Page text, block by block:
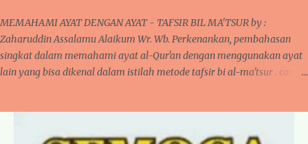
MEMAHAMI AYAT DENGAN AYAT - TAFSIR BIL MA'TSUR by :
Zaharuddin Assalamu Alaikum Wr. Wb. Perkenankan, pembahasan
singkat dalam memahami ayat al-Qur'an dengan menggunakan ayat
lain yang bisa dikenal dalam istilah metode tafsir bi al-ma'tsur . cara
disertai dengan artinya bahwa terlihat di banyak ayat yang